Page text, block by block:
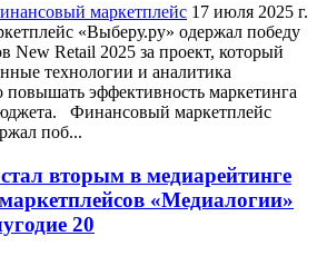
маркетплейс 17 июля 2025 г.
«Выберу.ру» одержал победу
New Retail 2025 за проект, который
технологии и аналитика
повышать эффективность маркетинга
Финансовый маркетплейс
поб...
вторым в медиарейтинге
«Медиалогии»
20